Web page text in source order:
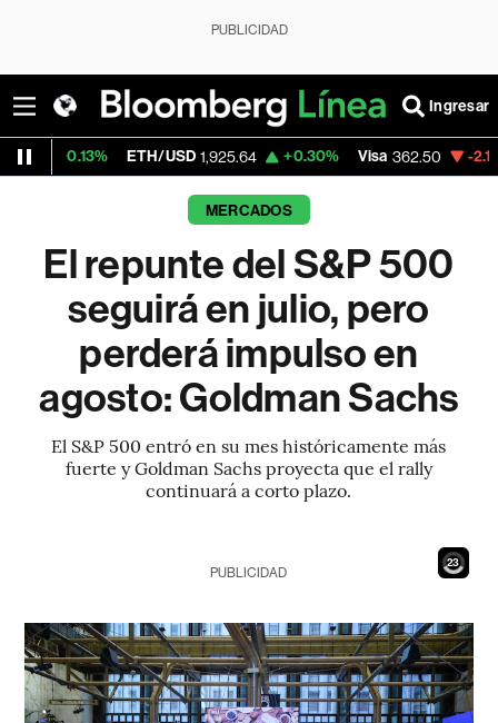
PUBLICIDAD
Ingresar
ETH/USD 1,925.64 +0.30% Visa 362.50 -2.15%
MERCADOS
El repunte del S&P 500
seguirá en julio, pero
perderá impulso en
agosto: Goldman Sachs
El S&P 500 entró en su mes históricamente más
fuerte y Goldman Sachs proyecta que el rally
continuará a corto plazo.
21
PUBLICIDAD